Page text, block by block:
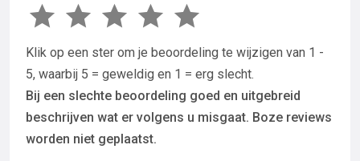
Klik op een ster om je beoordeling te wijzigen van 1 -
5, waarbij 5 = geweldig en 1 = erg slecht.
Bij een slechte beoordeling goed en uitgebreid
beschrijven wat er volgens u misgaat. Boze reviews
worden niet geplaatst.